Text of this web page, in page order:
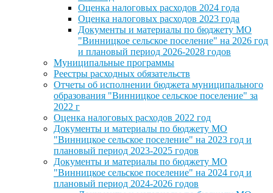
Оценка налоговых расходов 2024 года
Оценка налоговых расходов 2023 года
Документы и материалы по бюджету МО
"Винницкое сельское поселение" на 2026 год
и плановый период 2026-2028 годов
Муниципальные программы
Реестры расходных обязательств
Отчеты об исполнении бюджета муниципального
образования "Винницкое сельское поселение" за
2022 г
Оценка налоговых расходов 2022 год
Документы и материалы по бюджету МО
"Винницкое сельское поселение" на 2023 год и
плановый период 2023-2025 годов
Документы и материалы по бюджету МО
"Винницкое сельское поселение" на 2024 год и
плановый период 2024-2026 годов